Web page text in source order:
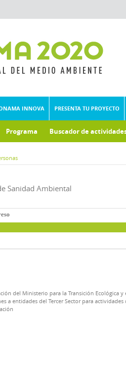
INNOVA PRESENTA TU PROYECTO
Programa Buscador de
Sanidad Ambiental
del Ministerio para la Transición Ecológica
a entidades del Tercer Sector para